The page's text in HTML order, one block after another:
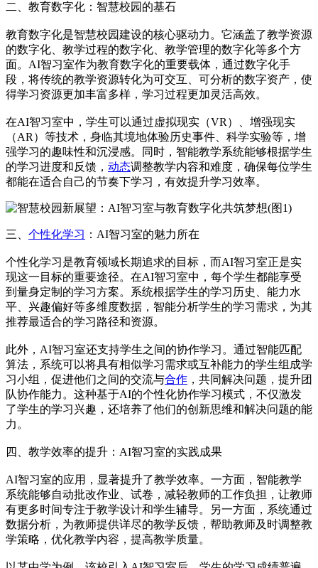
二、教育数字化：智慧校园的基石
教育数字化是智慧校园建设的核心驱动力。它涵盖了教学资源
的数字化、教学过程的数字化、教学管理的数字化等多个方
面。AI智习室作为教育数字化的重要载体，通过数字化手
段，将传统的教学资源转化为可交互、可分析的数字资产，使
得学习资源更加丰富多样，学习过程更加灵活高效。
在AI智习室中，学生可以通过虚拟现实（VR）、增强现实
（AR）等技术，身临其境地体验历史事件、科学实验等，增
强学习的趣味性和沉浸感。同时，智能教学系统能够根据学生
的学习进度和反馈， 动态调整教学内容和难度，确保每位学生
都能在适合自己的节奏下学习，有效提升学习效率。
三、 个性化学习 ：AI智习室的魅力所在
个性化学习是教育领域长期追求的目标，而AI智习室正是实
现这一目标的重要途径。在AI智习室中，每个学生都能享受
到量身定制的学习方案。系统根据学生的学习历史、能力水
平、兴趣偏好等多维度数据，智能分析学生的学习需求，为其
推荐最适合的学习路径和资源。
此外，AI智习室还支持学生之间的协作学习。通过智能匹配
算法，系统可以将具有相似学习需求或互补能力的学生组成学
习小组，促进他们之间的交流与合作 ，共同解决问题，提升团
队协作能力。这种基于AI的个性化协作学习模式，不仅激发
了学生的学习兴趣，还培养了他们的创新思维和解决问题的能
力。
四、教学效率的提升：AI智习室的实践成果
AI智习室的应用，显著提升了教学效率。一方面，智能教学
系统能够自动批改作业、试卷，减轻教师的工作负担，让教师
有更多时间专注于教学设计和学生辅导。另一方面，系统通过
数据分析，为教师提供详尽的教学反馈，帮助教师及时调整教
学策略，优化教学内容，提高教学质量。